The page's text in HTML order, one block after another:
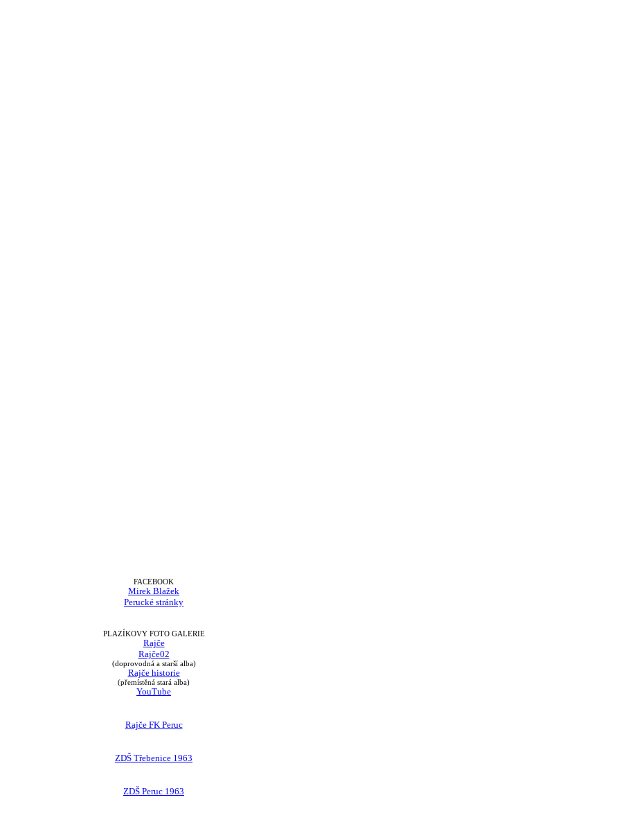
FACEBOOK
Mirek Blažek
Perucké stránky
PLAZÍKOVY FOTO GALERIE
Rajče
Rajče02
(doprovodná a starší alba)
Rajče historie
(přemístěná stará alba)
YouTube
Rajče FK Peruc
ZDŠ Třebenice 1963
ZDŠ Peruc 1963